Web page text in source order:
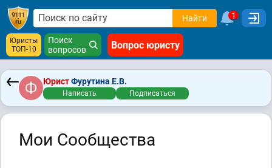
Найти 1
Юристы
ТОП-10
Поиск
вопросов
Вопрос юристу
ЮристФурутина Е.В.
Написать Подписаться
Мои Сообщества